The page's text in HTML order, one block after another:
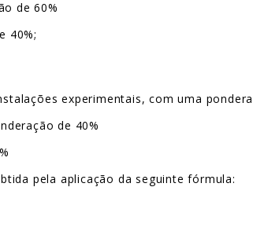
de 60%
40%;
experimentais, com uma
de 40%
pela aplicação da seguinte fórmula: